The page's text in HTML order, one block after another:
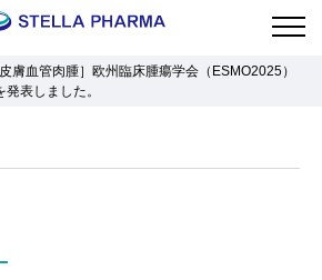
皮膚血管肉腫］欧州臨床腫瘍学会（ESMO2025）
表しました。